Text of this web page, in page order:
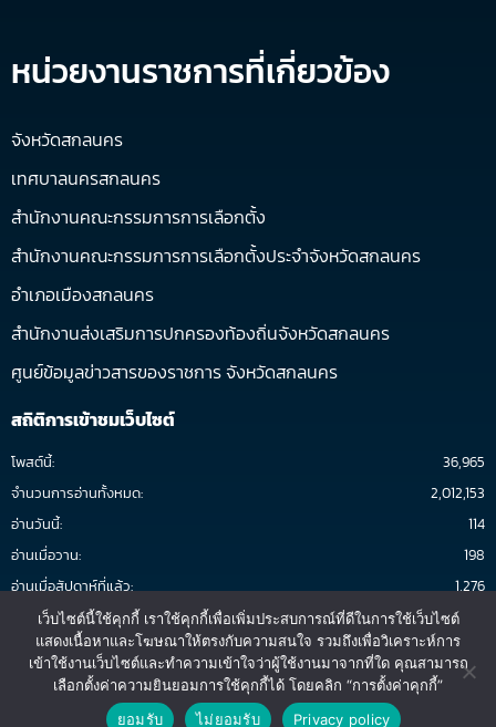
หน่วยงานราชการที่เกี่ยวข้อง
จังหวัดสกลนคร
เทศบาลนครสกลนคร
สำนักงานคณะกรรมการการเลือกตั้ง
สำนักงานคณะกรรมการการเลือกตั้งประจำจังหวัดสกลนคร
อำเภอเมืองสกลนคร
สำนักงานส่งเสริมการปกครองท้องถิ่นจังหวัดสกลนคร
ศูนย์ข้อมูลข่าวสารของราชการ จังหวัดสกลนคร
สถิติการเข้าชมเว็บไซต์
โพสต์นี้:
36,965
จำนวนการอ่านทั้งหมด:
2,012,153
อ่านวันนี้:
114
อ่านเมื่อวาน:
198
อ่านเมื่อสัปดาห์ที่แล้ว:
1,276
อ่านต่อเดือน:
2,044
ทั้งหมด:
1,176,554
05-มกราคม-61
เว็บไซต์นี้ใช้คุกกี้ เราใช้คุกกี้เพื่อเพิ่มประสบการณ์ที่ดีในการใช้เว็บไซต์
แสดงเนื้อหาและโฆษณาให้ตรงกับความสนใจ รวมถึงเพื่อวิเคราะห์การ
เข้าใช้งานเว็บไซต์และทำความเข้าใจว่าผู้ใช้งานมาจากที่ใด คุณสามารถ
เลือกตั้งค่าความยินยอมการใช้คุกกี้ได้ โดยคลิก “การตั้งค่าคุกกี้”
ยอมรับ
ไม่ยอมรับ Privacy policy
ติดต่อสอบถาม
3